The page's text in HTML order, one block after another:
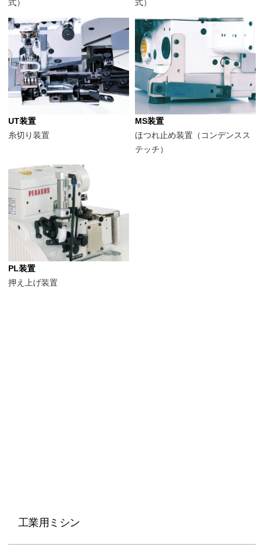
式） 式）
UT装置
糸切り装置
MS装置
ほつれ止め装置（コンデンスス
テッチ）
PL装置
押え上げ装置
工業用ミシン